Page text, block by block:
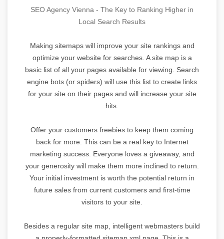
SEO Agency Vienna - The Key to Ranking Higher in
Local Search Results
Making sitemaps will improve your site rankings and
optimize your website for searches. A site map is a
basic list of all your pages available for viewing. Search
engine bots (or spiders) will use this list to create links
for your site on their pages and will increase your site
hits.
Offer your customers freebies to keep them coming
back for more. This can be a real key to Internet
marketing success. Everyone loves a giveaway, and
your generosity will make them more inclined to return.
Your initial investment is worth the potential return in
future sales from current customers and first-time
visitors to your site.
Besides a regular site map, intelligent webmasters build